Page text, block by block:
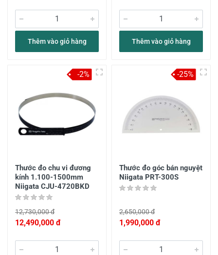
Thêm vào giỏ hàng Thêm vào giỏ hàng
Thước đo chu vi đương
kính 1.100-1500mm
Niigata CJU-4720BKD
12,730,000 đ
12,490,000 đ
-2%
Thước đo góc bán nguyệt
Niigata PRT-300S
2,650,000 đ
1,990,000 đ
-25%